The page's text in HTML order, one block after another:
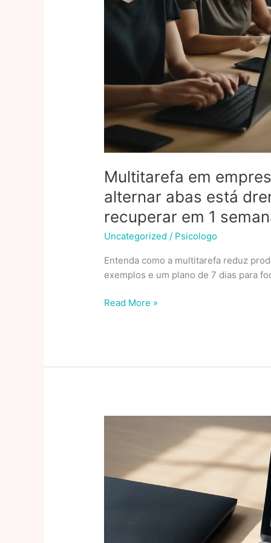
Multitarefa em
alternar abas está
recuperar em 1
Uncategorized / Psicologo
Entenda como a multitarefa reduz
exemplos e um plano de 7 dias para
Multitarefa
abas
foco
Read More »